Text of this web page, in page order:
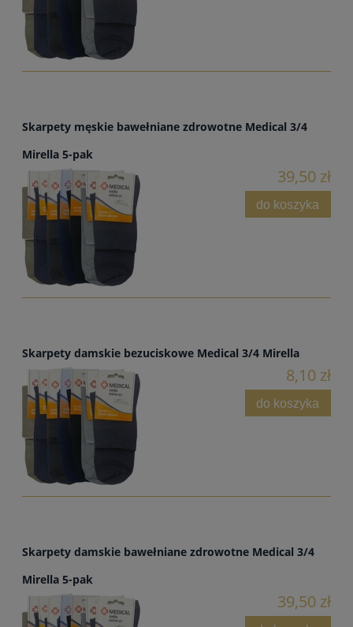
Skarpety męskie bawełniane zdrowotne Medical 3/4
Mirella 5-pak
39,50 zł
do koszyka
Skarpety damskie bezuciskowe Medical 3/4 Mirella
8,10 zł
do koszyka
Skarpety damskie bawełniane zdrowotne Medical 3/4
Mirella 5-pak
39,50 zł